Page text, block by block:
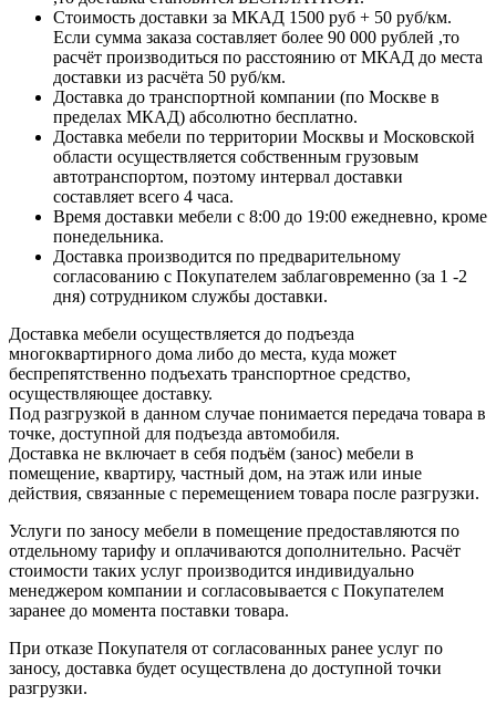
Стоимость доставки за МКАД 1500 руб + 50 руб/км.
Если сумма заказа составляет более 90 000 рублей ,то
расчёт производиться по расстоянию от МКАД до места
доставки из расчёта 50 руб/км.
Доставка до транспортной компании (по Москве в
пределах МКАД) абсолютно бесплатно.
Доставка мебели по территории Москвы и Московской
области осуществляется собственным грузовым
автотранспортом, поэтому интервал доставки
составляет всего 4 часа.
Время доставки мебели с 8:00 до 19:00 ежедневно, кроме
понедельника.
Доставка производится по предварительному
согласованию с Покупателем заблаговременно (за 1 -2
дня) сотрудником службы доставки.
Доставка мебели осуществляется до подъезда
многоквартирного дома либо до места, куда может
беспрепятственно подъехать транспортное средство,
осуществляющее доставку.
Под разгрузкой в данном случае понимается передача товара в
точке, доступной для подъезда автомобиля.
Доставка не включает в себя подъём (занос) мебели в
помещение, квартиру, частный дом, на этаж или иные
действия, связанные с перемещением товара после разгрузки.
Услуги по заносу мебели в помещение предоставляются по
отдельному тарифу и оплачиваются дополнительно. Расчёт
стоимости таких услуг производится индивидуально
менеджером компании и согласовывается с Покупателем
заранее до момента поставки товара.
При отказе Покупателя от согласованных ранее услуг по
заносу, доставка будет осуществлена до доступной точки
разгрузки.